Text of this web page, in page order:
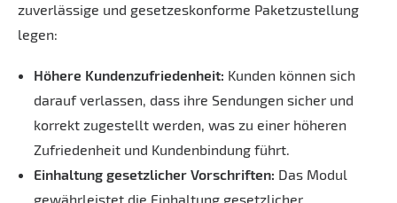
zuverlässige und gesetzeskonforme Paketzustellung
legen:
Höhere Kundenzufriedenheit: Kunden können sich
darauf verlassen, dass ihre Sendungen sicher und
korrekt zugestellt werden, was zu einer höheren
Zufriedenheit und Kundenbindung führt.
Einhaltung gesetzlicher Vorschriften: Das Modul
gewährleistet die Einhaltung gesetzlicher